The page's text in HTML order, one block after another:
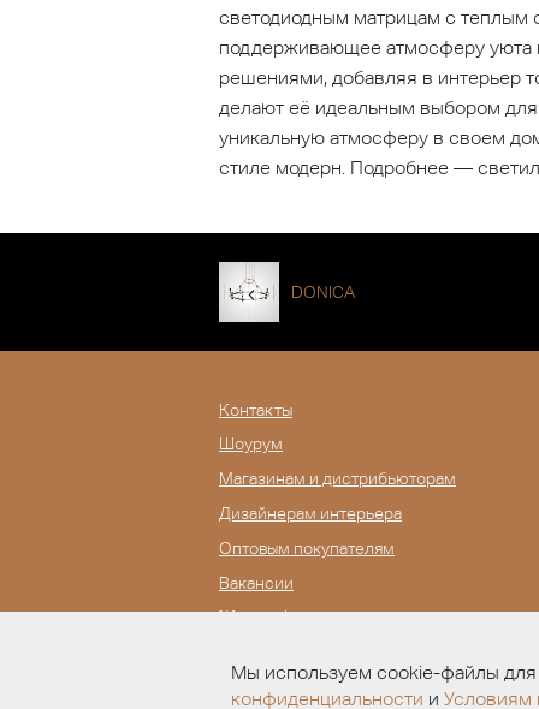
Мы используем cookie-файлы для
конфиденциальности и Условиям
светодиодным матрицам с теплым
поддерживающее атмосферу уюта
решениями, добавляя в интерьер
делают её идеальным выбором для
уникальную атмосферу в своем
стиле модерн. Подробнее —
DONICA
Контакты
Шоурум
Магазинам и дистрибьюторам
Дизайнерам интерьера
Оптовым покупателям
Вакансии
Журнал Lampatron